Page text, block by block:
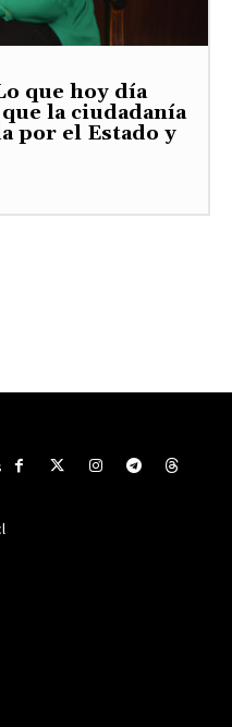
que hoy día
la ciudadanía
por el Estado y